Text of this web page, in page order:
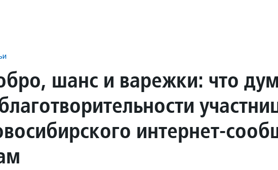
шанс и варежки: что
интернет-